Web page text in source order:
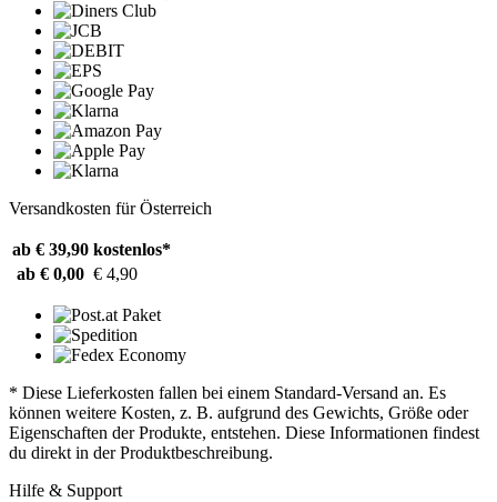
Versandkosten für Österreich
ab € 39,90 kostenlos*
ab € 0,00 € 4,90
* Diese Lieferkosten fallen bei einem Standard-Versand an. Es
können weitere Kosten, z. B. aufgrund des Gewichts, Größe oder
Eigenschaften der Produkte, entstehen. Diese Informationen findest
du direkt in der Produktbeschreibung.
Hilfe & Support